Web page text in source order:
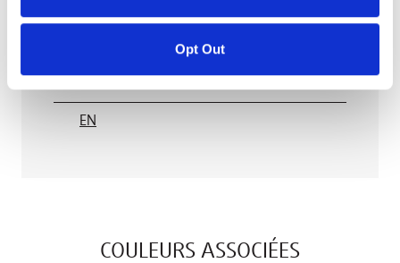
Opt Out
Warranty
EN
COULEURS ASSOCIÉES